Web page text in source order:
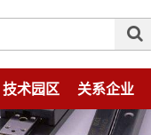
技术园区 关系企业